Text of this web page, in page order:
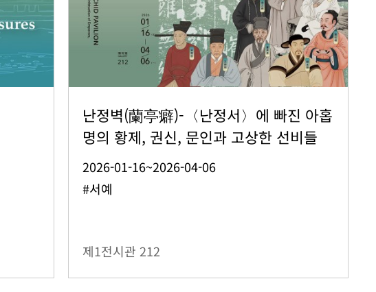
난정벽(蘭亭癖)-〈난정서〉에 빠진 아홉
명의 황제, 권신, 문인과 고상한 선비들
2026-01-16~2026-04-06
#서예
제1전시관 212